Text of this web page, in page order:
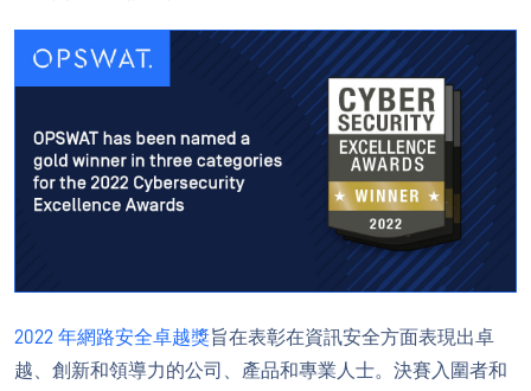
2022 年網路安全卓越獎旨在表彰在資訊安全方面表現出卓
越、創新和領導力的公司、產品和專業人士。決賽入圍者和